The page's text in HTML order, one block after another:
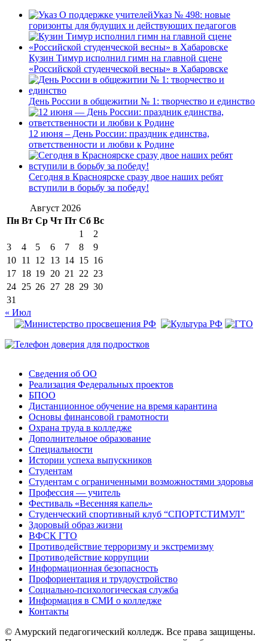
Указ № 498: новые
горизонты для будущих и действующих педагогов
Кузин Тимур исполнил гимн на главной сцене
«Российской студенческой весны» в Хабаровске
День России в общежитии № 1: творчество и единство
12 июня – День России: праздник единства,
ответственности и любви к Родине
Сегодня в Красноярске сразу двое наших ребят
вступили в борьбу за победу!
Август 2026
Пн Вт Ср Чт Пт Сб Вс
1
2
3
4 5 6 7 8
9
10 11 12 13 14 15 16
17 18 19 20 21 22 23
24 25 26 27 28 29 30
31
« Июл
Сведения об ОО
Реализация Федеральных проектов
БПОО
Дистанционное обучение на время карантина
Основы финансовой грамотности
Охрана труда в колледже
Дополнительное образование
Специальности
Истории успеха выпускников
Студентам
Студентам с ограниченными возможностями здоровья
Профессия — учитель
Фестиваль «Весенняя капель»
Студенческий спортивный клуб “СПОРТСТИМУЛ”
Здоровый образ жизни
ВФСК ГТО
Противодействие терроризму и экстремизму
Противодействие коррупции
Информационная безопасность
Профориентация и трудоустройство
Социально-психологическая служба
Информация в СМИ о колледже
Контакты
© Амурский педагогический колледж. Все права защищены.